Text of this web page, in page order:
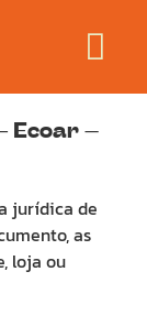
Ecoar –
jurídica de
as
loja ou